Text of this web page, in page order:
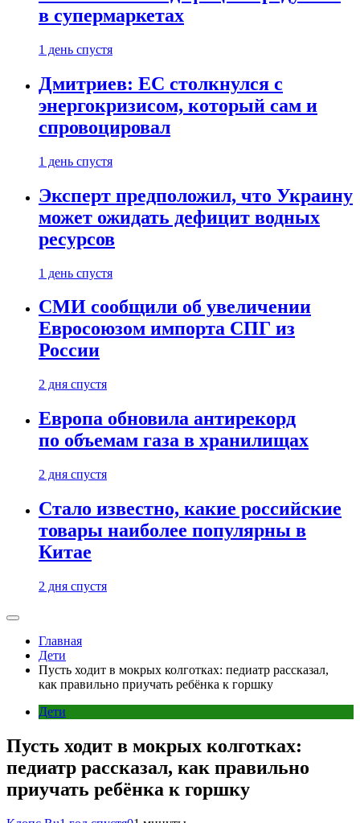
в супермаркетах
1 день спустя
Дмитриев: ЕС столкнулся с
энергокризисом, который сам и
спровоцировал
1 день спустя
Эксперт предположил, что Украину
может ожидать дефицит водных
ресурсов
1 день спустя
СМИ сообщили об увеличении
Евросоюзом импорта СПГ из
России
2 дня спустя
Европа обновила антирекорд
по объемам газа в хранилищах
2 дня спустя
Стало известно, какие российские
товары наиболее популярны в
Китае
2 дня спустя
Главная
Дети
Пусть ходит в мокрых колготках: педиатр рассказал,
как правильно приучать ребёнка к горшку
Дети
Пусть ходит в мокрых колготках:
педиатр рассказал, как правильно
приучать ребёнка к горшку